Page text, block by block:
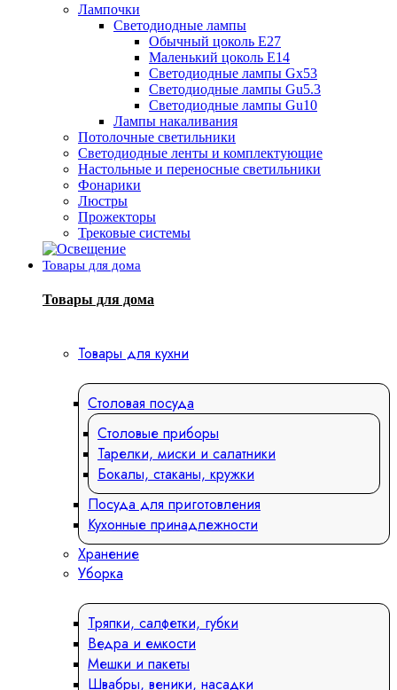
Лампочки
Светодиодные лампы
Обычный цоколь Е27
Маленький цоколь Е14
Светодиодные лампы Gx53
Светодиодные лампы Gu5.3
Светодиодные лампы Gu10
Лампы накаливания
Потолочные светильники
Светодиодные ленты и комплектующие
Настольные и переносные светильники
Фонарики
Люстры
Прожекторы
Трековые системы
Товары для дома
Товары для дома
Товары для кухни
Столовая посуда
Столовые приборы
Тарелки, миски и салатники
Бокалы, стаканы, кружки
Посуда для приготовления
Кухонные принадлежности
Хранение
Уборка
Тряпки, салфетки, губки
Ведра и емкости
Мешки и пакеты
Швабры, веники, насадки